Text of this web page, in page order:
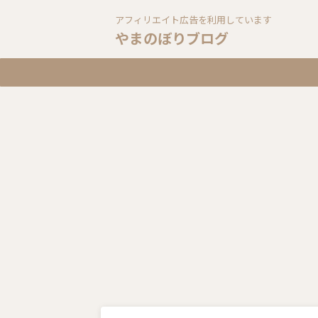
アフィリエイト広告を利用しています
やまのぼりブログ